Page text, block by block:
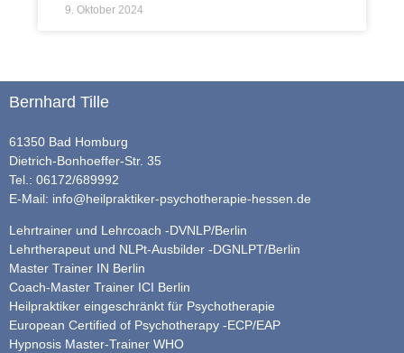
9. Oktober 2024
Bernhard Tille
61350 Bad Homburg
Dietrich-Bonhoeffer-Str. 35
Tel.: 06172/689992
E-Mail: info@heilpraktiker-psychotherapie-hessen.de
Lehrtrainer und Lehrcoach -DVNLP/Berlin
Lehrtherapeut und NLPt-Ausbilder -DGNLPT/Berlin
Master Trainer IN Berlin
Coach-Master Trainer ICI Berlin
Heilpraktiker eingeschränkt für Psychotherapie
European Certified of Psychotherapy -ECP/EAP
Hypnosis Master-Trainer WHO